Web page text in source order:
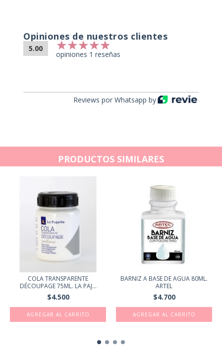
Opiniones de nuestros clientes
5.00
opiniones 1 reseñas
Reviews por Whatsapp by
PRODUCTOS SIMILARES
COLA TRANSPARENTE
DÉCOUPAGE 75ML. LA PAJ...
$4.500
BARNIZ A BASE DE AGUA 80ML.
ARTEL
$4.700